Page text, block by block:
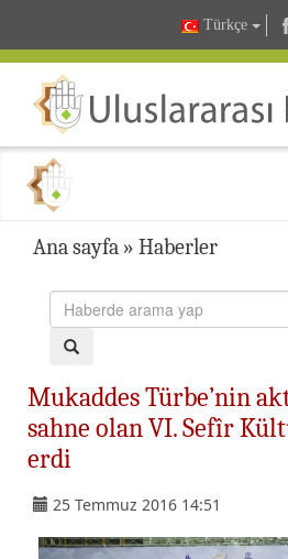
Türkçe
Ana sayfa » Haberler
Mukaddes Türbe’nin
sahne olan VI. Sefîr
erdi
25 Temmuz 2016 14:51